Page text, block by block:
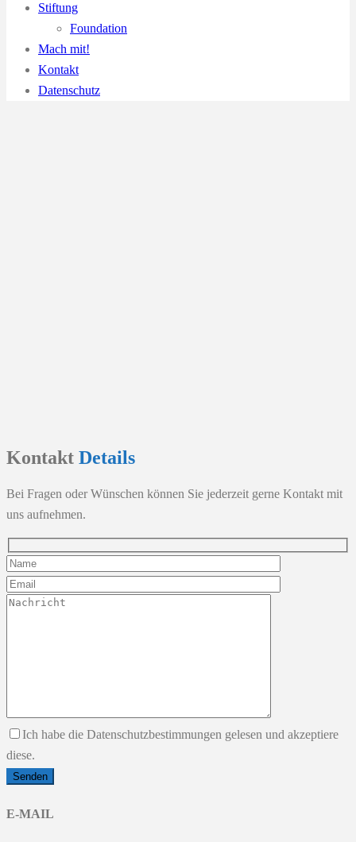
Stiftung
Foundation
Mach mit!
Kontakt
Datenschutz
Kontakt Details
Bei Fragen oder Wünschen können Sie jederzeit gerne Kontakt mit
uns aufnehmen.
Ich habe die Datenschutzbestimmungen gelesen und akzeptiere
diese.
E-MAIL